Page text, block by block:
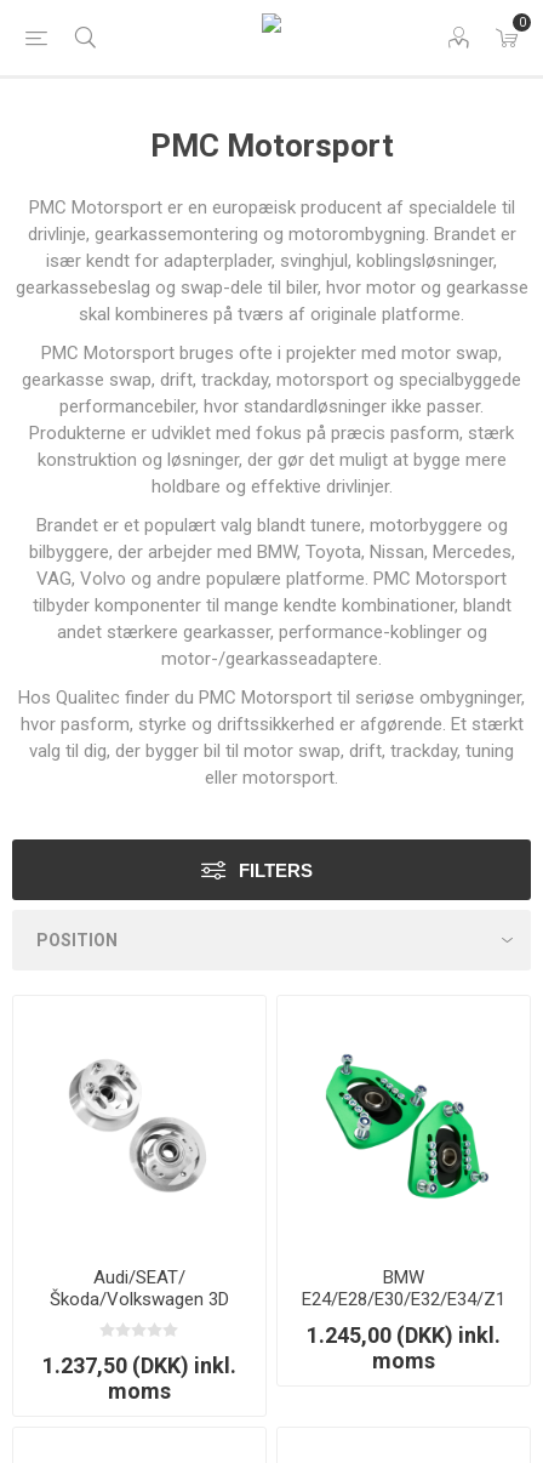
0
PMC Motorsport
PMC Motorsport er en europæisk producent af specialdele til
drivlinje, gearkassemontering og motorombygning. Brandet er
især kendt for adapterplader, svinghjul, koblingsløsninger,
gearkassebeslag og swap-dele til biler, hvor motor og gearkasse
skal kombineres på tværs af originale platforme.
PMC Motorsport bruges ofte i projekter med motor swap,
gearkasse swap, drift, trackday, motorsport og specialbyggede
performancebiler, hvor standardløsninger ikke passer.
Produkterne er udviklet med fokus på præcis pasform, stærk
konstruktion og løsninger, der gør det muligt at bygge mere
holdbare og effektive drivlinjer.
Brandet er et populært valg blandt tunere, motorbyggere og
bilbyggere, der arbejder med BMW, Toyota, Nissan, Mercedes,
VAG, Volvo og andre populære platforme. PMC Motorsport
tilbyder komponenter til mange kendte kombinationer, blandt
andet stærkere gearkasser, performance-koblinger og
motor-/gearkasseadaptere.
Hos Qualitec finder du PMC Motorsport til seriøse ombygninger,
hvor pasform, styrke og driftssikkerhed er afgørende. Et stærkt
valg til dig, der bygger bil til motor swap, drift, trackday, tuning
eller motorsport.
FILTERS
Audi/SEAT/
Škoda/Volkswagen 3D
camber plates
1.237,50 (DKK) inkl.
moms
BMW
E24/E28/E30/E32/E34/Z1
camber plates
1.245,00 (DKK) inkl.
moms